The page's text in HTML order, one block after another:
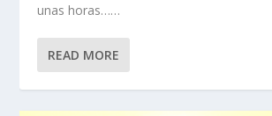
unas horas……
READ MORE